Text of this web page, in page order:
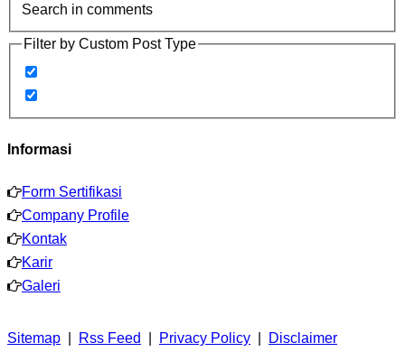
Search in comments
Filter by Custom Post Type
Informasi
Form Sertifikasi
Company Profile
Kontak
Karir
Galeri
Sitemap Rss Feed Privacy Policy Disclaimer